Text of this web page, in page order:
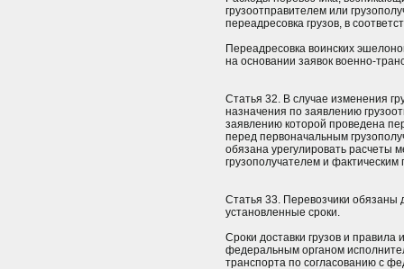
грузоотправителем или
переадресовка грузов, в
Переадресовка воинских
на основании заявок военно-
Статья 32. В случае изменения
назначения по заявлению
заявлению которой проведена
перед первоначальным
обязана урегулировать расчеты
грузополучателем и фактическим
Статья 33. Перевозчики обязаны
установленные сроки.
Сроки доставки грузов и правила
федеральным органом
транспорта по согласованию с